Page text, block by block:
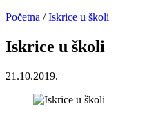
Početna / Iskrice u školi
Iskrice u školi
21.10.2019.